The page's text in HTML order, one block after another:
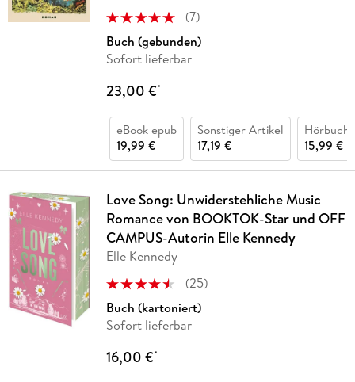
(7)
Buch (gebunden)
Sofort lieferbar
23,00 €*
eBook epub
19,99 €
Sonstiger Artikel
17,19 €
Hörbuch
15,99 €
Love Song: Unwiderstehliche Music
Romance von BOOKTOK-Star und OFF
CAMPUS-Autorin Elle Kennedy
Elle Kennedy
(25)
Buch (kartoniert)
Sofort lieferbar
16,00 €*